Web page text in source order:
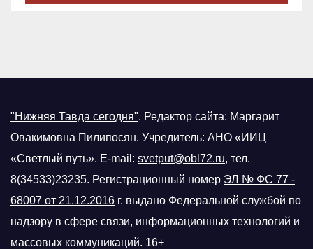
"Нижняя Тавда сегодня". Редактор сайта: Маргарит
Овакимовна Пилипосян. Учредитель: АНО «ИИЦ
«Светлый путь». E-mail: svetput@obl72.ru, тел.
8(34533)23235. Регистрационный номер ЭЛ № ФС 77 -
68007 от 21.12.2016 г. выдано Федеральной службой по
надзору в сфере связи, информационных технологий и
массовых коммуникаций. 16+